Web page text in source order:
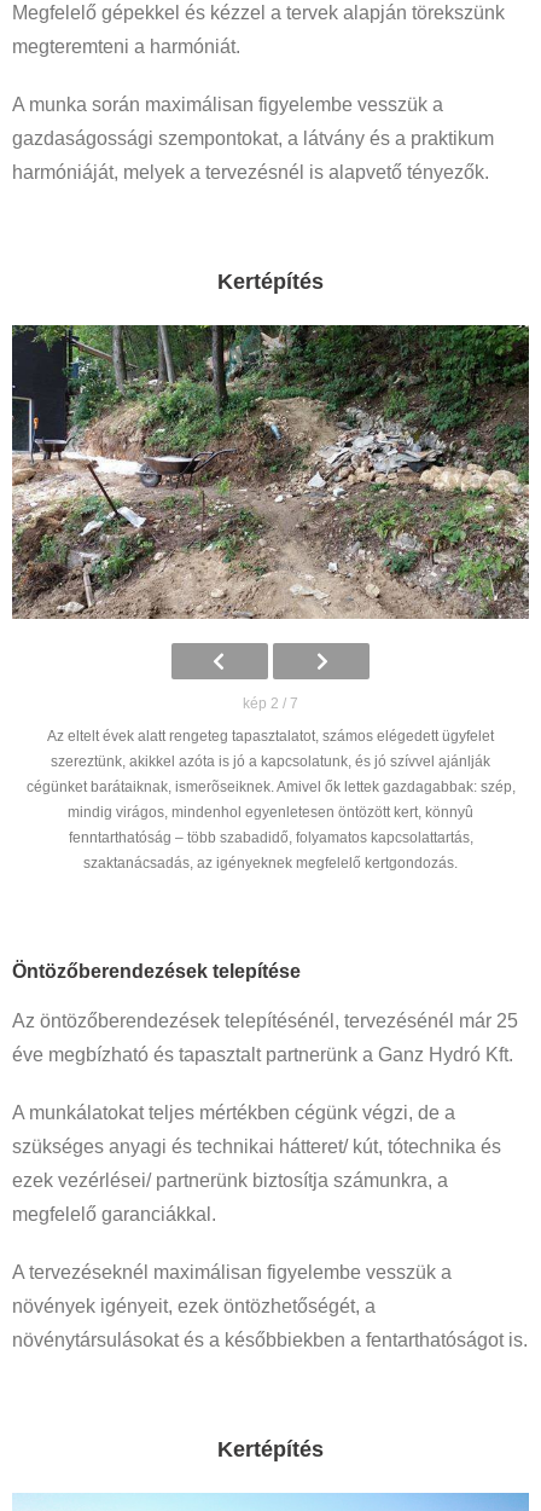
Megfelelő gépekkel és kézzel a tervek alapján törekszünk
megteremteni a harmóniát.
A munka során maximálisan figyelembe vesszük a
gazdaságossági szempontokat, a látvány és a praktikum
harmóniáját, melyek a tervezésnél is alapvető tényezők.
Kertépítés
kép 2 / 7
Az eltelt évek alatt rengeteg tapasztalatot, számos elégedett ügyfelet
szereztünk, akikkel azóta is jó a kapcsolatunk, és jó szívvel ajánlják
cégünket barátaiknak, ismerõseiknek. Amivel ők lettek gazdagabbak: szép,
mindig virágos, mindenhol egyenletesen öntözött kert, könnyû
fenntarthatóság – több szabadidő, folyamatos kapcsolattartás,
szaktanácsadás, az igényeknek megfelelő kertgondozás.
Öntözőberendezések telepítése
Az öntözőberendezések telepítésénél, tervezésénél már 25
éve megbízható és tapasztalt partnerünk a Ganz Hydró Kft.
A munkálatokat teljes mértékben cégünk végzi, de a
szükséges anyagi és technikai hátteret/ kút, tótechnika és
ezek vezérlései/ partnerünk biztosítja számunkra, a
megfelelő garanciákkal.
A tervezéseknél maximálisan figyelembe vesszük a
növények igényeit, ezek öntözhetőségét, a
növénytársulásokat és a későbbiekben a fentarthatóságot is.
Kertépítés